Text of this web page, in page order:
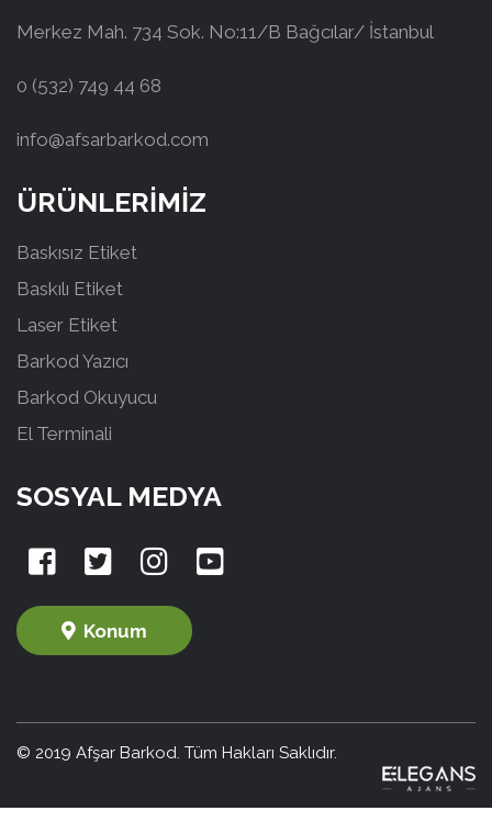
Merkez Mah. 734 Sok. No:11/B Bağcılar/ İstanbul
0 (532) 749 44 68
info@afsarbarkod.com
ÜRÜNLERİMİZ
Baskısız Etiket
Baskılı Etiket
Laser Etiket
Barkod Yazıcı
Barkod Okuyucu
El Terminali
SOSYAL MEDYA
Konum
© 2019 Afşar Barkod. Tüm Hakları Saklıdır.